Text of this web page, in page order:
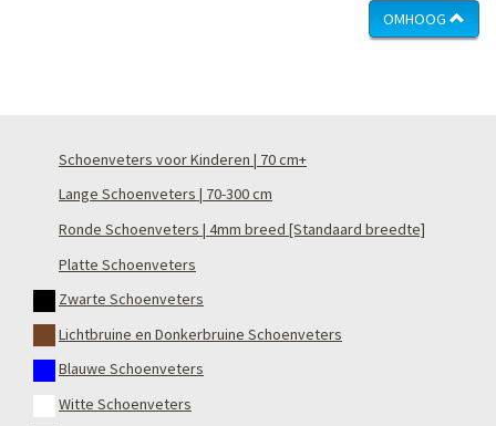
OMHOOG
Schoenveters voor Kinderen | 70 cm+
Lange Schoenveters | 70-300 cm
Ronde Schoenveters | 4mm breed [Standaard breedte]
Platte Schoenveters
Zwarte Schoenveters
Lichtbruine en Donkerbruine Schoenveters
Blauwe Schoenveters
Witte Schoenveters